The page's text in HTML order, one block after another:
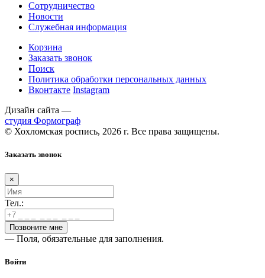
Сотрудничество
Новости
Служебная информация
Корзина
Заказать звонок
Поиск
Политика обработки персональных данных
Вконтакте Instagram
Дизайн сайта —
студия Формограф
© Хохломская роспись, 2026 г. Все права защищены.
Заказать звонок
×
Тел.:
— Поля, обязательные для заполнения.
Войти